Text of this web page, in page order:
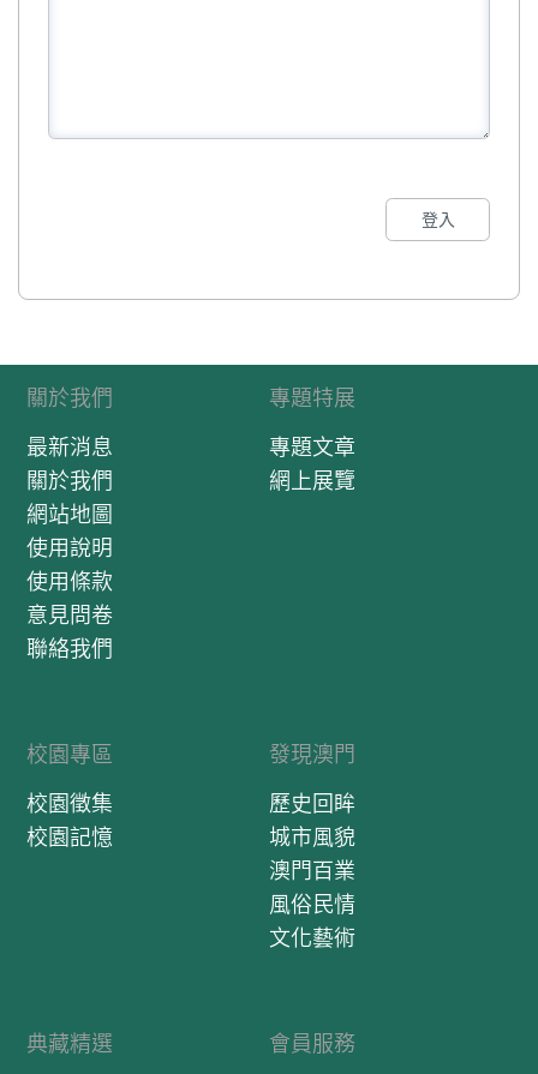
登入
關於我們
最新消息
關於我們
網站地圖
使用說明
使用條款
意見問卷
聯絡我們
專題特展
專題文章
網上展覽
校園專區
校園徵集
校園記憶
發現澳門
歷史回眸
城市風貌
澳門百業
風俗民情
文化藝術
典藏精選 會員服務